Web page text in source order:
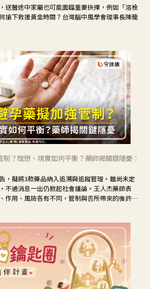
送醫途中家屬也可能面臨重要抉擇，例如「溶栓
搶下救援黃金時間？台灣腦中風學會理事長陳龍
？理想、現實如何平衡？藥師揭關鍵隱憂：
，擬將3款藥品納入追溯與追蹤管理。雖尚未定
不過消息一出仍掀起社會議論。王人杰藥師表
作用、風險各有不同，管制與否所帶來的後許影